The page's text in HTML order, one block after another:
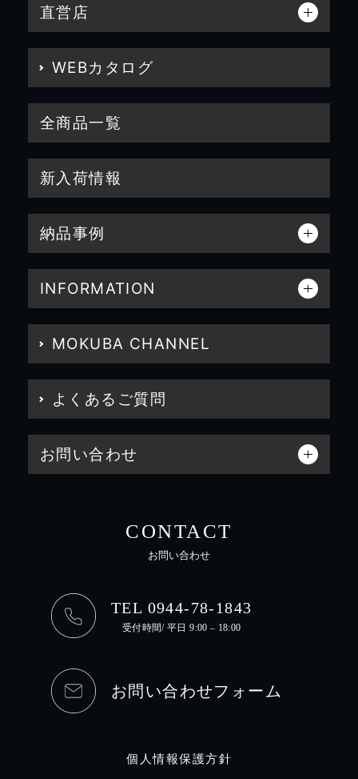
直営店
WEBカタログ
全商品一覧
新入荷情報
納品事例
INFORMATION
MOKUBA CHANNEL
よくあるご質問
お問い合わせ
CONTACT
お問い合わせ
TEL 0944-78-1843
受付時間/ 平日 9:00 – 18:00
お問い合わせフォーム
個人情報保護方針